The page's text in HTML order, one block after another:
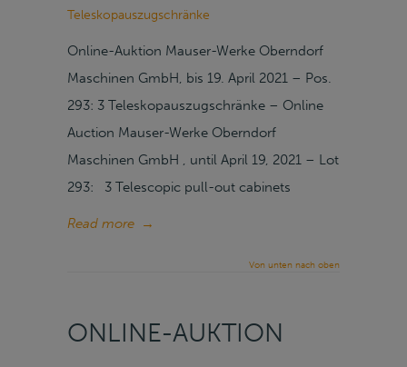
Teleskopauszugschränke
Online-Auktion Mauser-Werke Oberndorf
Maschinen GmbH, bis 19. April 2021 – Pos.
293: 3 Teleskopauszugschränke – Online
Auction Mauser-Werke Oberndorf
Maschinen GmbH , until April 19, 2021 – Lot
293: 3 Telescopic pull-out cabinets
Read more →
Von unten nach oben
ONLINE-AUKTION